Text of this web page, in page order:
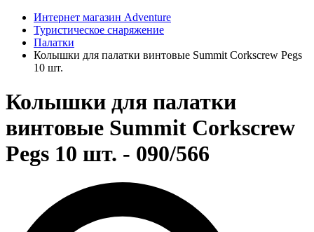
Интернет магазин Adventure
Туристическое снаряжение
Палатки
Колышки для палатки винтовые Summit Corkscrew Pegs
10 шт.
Колышки для палатки
винтовые Summit Corkscrew
Pegs 10 шт. - 090/566